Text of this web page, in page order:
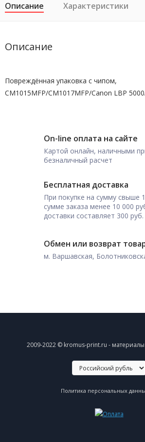
Описание Характеристики
Описание
Повреждённая упаковка с чипом,
CM1015MFP/CM1017MFP/Canon LBP
On-line оплата на сайте
Картой онлайн, наличными
безналичный расчет
Бесплатная доставка
При покупке на сумму свыше
сумме заказа менее 10 000
доставки составляет 300 руб.
Обмен или возврат
м. Варшавская,
2009-2022 © kromus-print.ru - материалы
Политика персональных